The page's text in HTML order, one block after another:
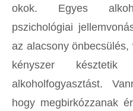
okok. Egyes
pszichológiai
az alacsony
kényszer
alkoholfogyasztást.
hogy megbirkózzanak